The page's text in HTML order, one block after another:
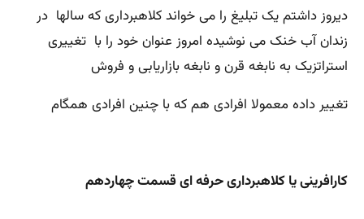
دیروز داشتم یک تبلیغ را می خواند کلاهبرداری که سالها در
زندان آب خنک می نوشیده امروز عنوان خود را با تغییری
استراتزیک به نابغه قرن و نابغه بازاریابی و فروش
تغییر داده معمولا افرادی هم که با چنین افرادی همگام
کارافرینی یا کلاهبرداری حرفه ای قسمت چهاردهم